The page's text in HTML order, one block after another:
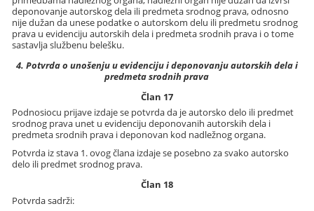
deponovanje autorskog dela ili predmeta srodnog prava, odnosno
nije dužan da unese podatke o autorskom delu ili predmetu srodnog
prava u evidenciju autorskih dela i predmeta srodnih prava i o tome
sastavlja službenu belešku.
4. Potvrda o unošenju u evidenciju i deponovanju autorskih dela i
predmeta srodnih prava
Član 17
Podnosiocu prijave izdaje se potvrda da je autorsko delo ili predmet
srodnog prava unet u evidenciju deponovanih autorskih dela i
predmeta srodnih prava i deponovan kod nadležnog organa.
Potvrda iz stava 1. ovog člana izdaje se posebno za svako autorsko
delo ili predmet srodnog prava.
Član 18
Potvrda sadrži: